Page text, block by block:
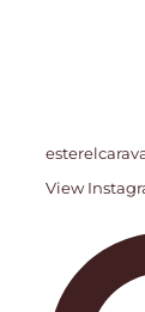
View